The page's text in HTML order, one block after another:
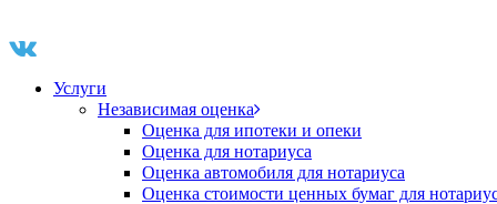
Услуги
Независимая оценка
Оценка для ипотеки и опеки
Оценка для нотариуса
Оценка автомобиля для нотариуса
Оценка стоимости ценных бумаг для